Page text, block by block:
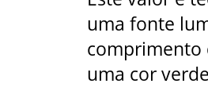
uma fonte
comprimento
uma cor